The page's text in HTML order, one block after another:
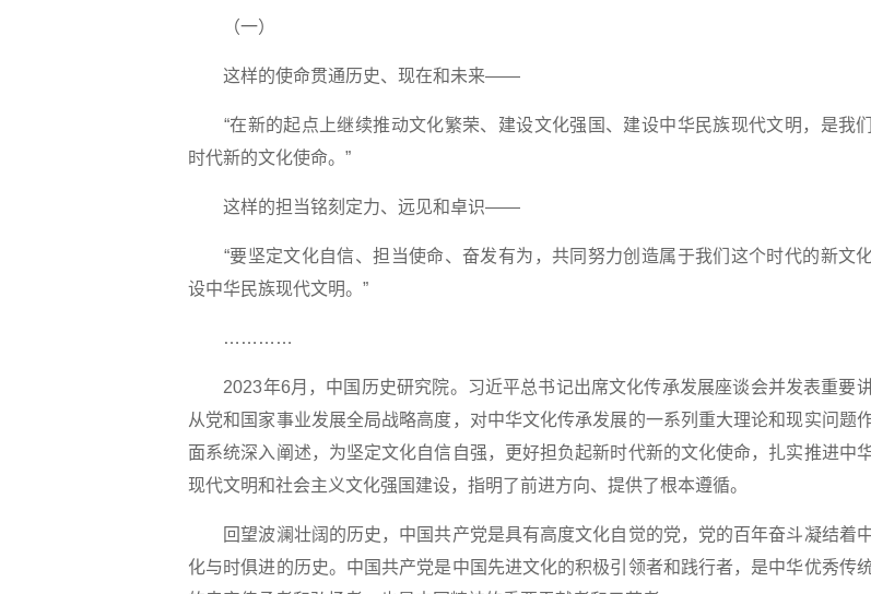
（一）
这样的使命贯通历史、现在和未来——
“在新的起点上继续推动文化繁荣、建设文化强国、建设中华民族现代文明，是我
时代新的文化使命。”
这样的担当铭刻定力、远见和卓识——
“要坚定文化自信、担当使命、奋发有为，共同努力创造属于我们这个时代的新文
设中华民族现代文明。”
…………
2023年6月，中国历史研究院。习近平总书记出席文化传承发展座谈会并发表重要讲
从党和国家事业发展全局战略高度，对中华文化传承发展的一系列重大理论和现实问题
面系统深入阐述，为坚定文化自信自强，更好担负起新时代新的文化使命，扎实推进中
现代文明和社会主义文化强国建设，指明了前进方向、提供了根本遵循。
回望波澜壮阔的历史，中国共产党是具有高度文化自觉的党，党的百年奋斗凝结着
化与时俱进的历史。中国共产党是中国先进文化的积极引领者和践行者，是中华优秀传